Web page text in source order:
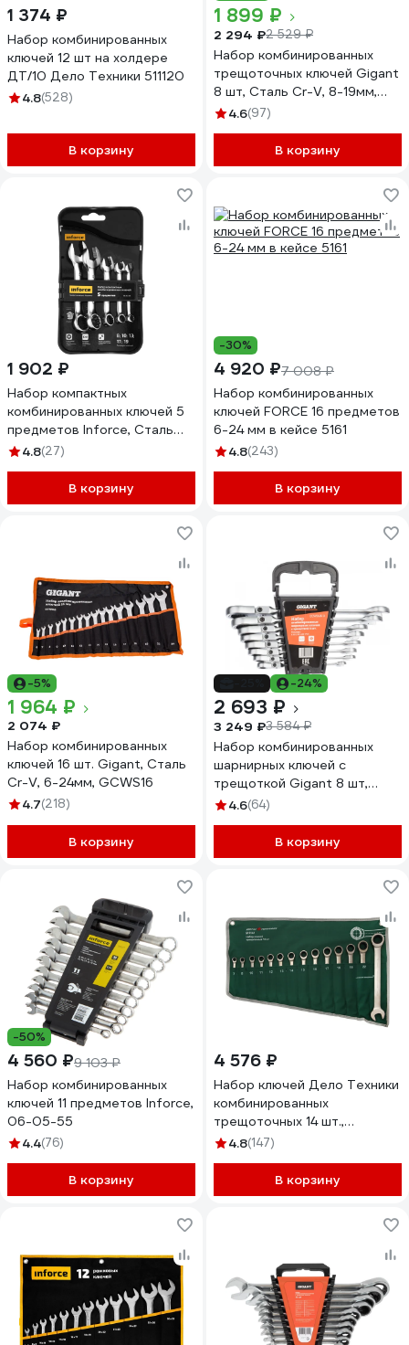
1 374 ₽
Набор комбинированных
ключей 12 шт на холдере
ДТ/10 Дело Техники 511120
4.8(528)
В корзину
1 899 ₽
2 294 ₽2 529 ₽
Набор комбинированных
трещоточных ключей Gigant
8 шт, Сталь Cr-V, 8-19мм,
GCRWS 8
4.6(97)
В корзину
1 902 ₽
Набор компактных
комбинированных ключей 5
предметов Inforce, Сталь
Cr-V, 8-19мм,
4.8(27)
В корзину
-30%
4 920 ₽7 008 ₽
Набор комбинированных
ключей FORCE 16 предметов
6-24 мм в кейсе 5161
4.8(243)
В корзину
-5%
1 964 ₽
2 074 ₽
Набор комбинированных
ключей 16 шт. Gigant, Сталь
Cr-V, 6-24мм, GCWS16
4.7(218)
В корзину
-24%
2 693 ₽
3 249 ₽3 584 ₽
Набор комбинированных
шарнирных ключей с
трещоткой Gigant 8 шт,
Сталь Cr-V, 8-19мм,
4.6(64)
В корзину
-50%
4 560 ₽9 103 ₽
Набор комбинированных
ключей 11 предметов Inforce,
06-05-55
4.4(76)
В корзину
4 576 ₽
Набор ключей Дело Техники
комбинированных
трещоточных 14 шт.,
планшет тетрон. 515141
4.8(147)
В корзину